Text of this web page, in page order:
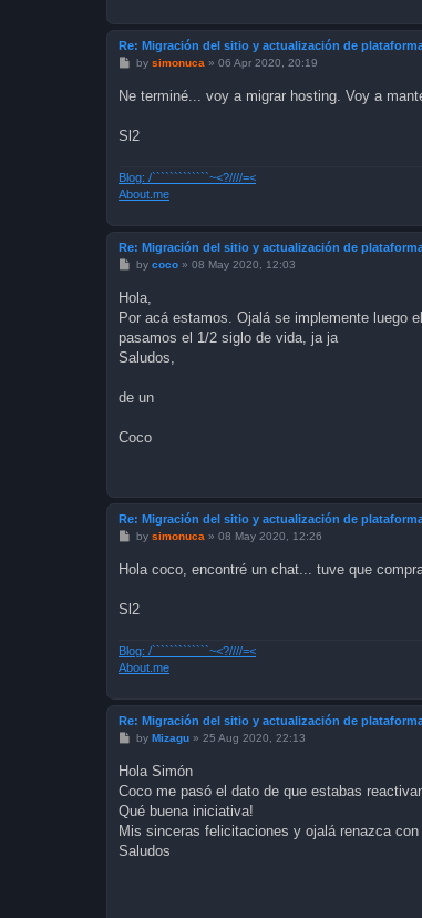
Re: Migración del sitio y actualización de
P
t
by simonuca» 06 Apr 2020, 20:19
Ne terminé... voy a migrar hosting. Voy a
Sl2
Blog: /`````````````~<?////=<
About.me
Re: Migración del sitio y actualización de
P
t
by coco» 08 May 2020, 12:03
Hola,
Por acá estamos. Ojalá se implemente luego
pasamos el 1/2 siglo de vida, ja ja
Saludos,
de un
Coco
Re: Migración del sitio y actualización de
P
t
by simonuca» 08 May 2020, 12:26
Hola coco, encontré un chat... tuve que
Sl2
Blog: /`````````````~<?////=<
About.me
Re: Migración del sitio y actualización de
P
t
by Mizagu» 25 Aug 2020, 22:13
Hola Simón
Coco me pasó el dato de que estabas
Qué buena iniciativa!
Mis sinceras felicitaciones y ojalá renazca
Saludos